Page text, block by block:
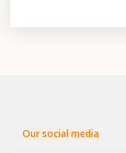
Our social media